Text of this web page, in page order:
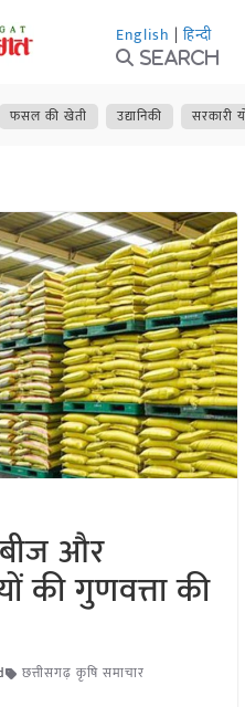
English | हिन्दी
Search
फसल की खेती उद्यानिकी सरकारी
और
की गुणवत्ता की
छत्तीसगढ़ कृषि समाचार